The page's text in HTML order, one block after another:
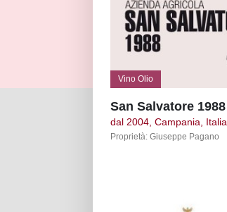
Vino Olio
San Salvatore 1988
dal 2004, Campania, Italia
Proprietà: Giuseppe Pagano